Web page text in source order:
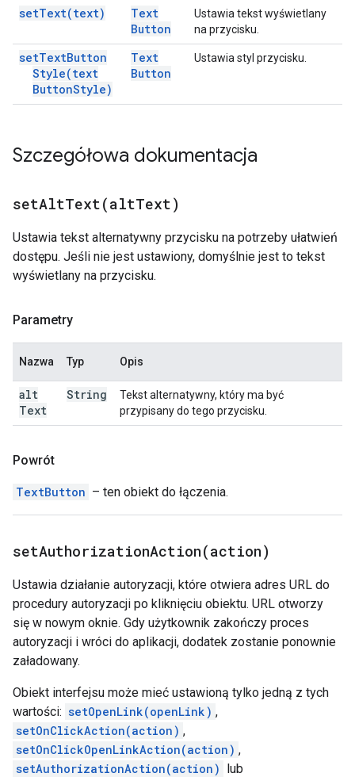
setText(text)
Text
Button
Ustawia tekst wyświetlany
na przycisku.
setTextButton
Style(text
ButtonStyle)
Text
Button
Ustawia styl przycisku.
Szczegółowa dokumentacja
setAltText(altText)
Ustawia tekst alternatywny przycisku na potrzeby ułatwień
dostępu. Jeśli nie jest ustawiony, domyślnie jest to tekst
wyświetlany na przycisku.
Parametry
Nazwa Typ Opis
alt
Text
String
Tekst alternatywny, który ma być
przypisany do tego przycisku.
Powrót
TextButton – ten obiekt do łączenia.
setAuthorizationAction(action)
Ustawia działanie autoryzacji, które otwiera adres URL do
procedury autoryzacji po kliknięciu obiektu. URL otworzy
się w nowym oknie. Gdy użytkownik zakończy proces
autoryzacji i wróci do aplikacji, dodatek zostanie ponownie
załadowany.
Obiekt interfejsu może mieć ustawioną tylko jedną z tych
wartości: setOpenLink(openLink) ,
setOnClickAction(action) ,
setOnClickOpenLinkAction(action) ,
setAuthorizationAction(action) lub